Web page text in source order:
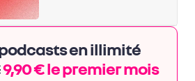
en illimité
9,90 € le premier mois